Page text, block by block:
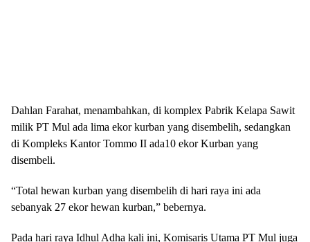
Dahlan Farahat, menambahkan, di komplex Pabrik Kelapa Sawit
milik PT Mul ada lima ekor kurban yang disembelih, sedangkan
di Kompleks Kantor Tommo II ada10 ekor Kurban yang
disembeli.
“Total hewan kurban yang disembelih di hari raya ini ada
sebanyak 27 ekor hewan kurban,” bebernya.
Pada hari raya Idhul Adha kali ini, Komisaris Utama PT Mul juga